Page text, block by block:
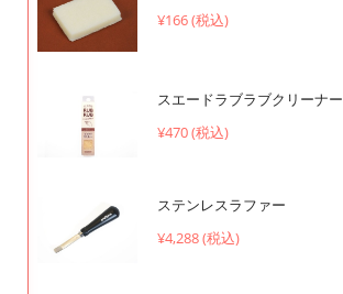
¥166 (税込)
スエードラブラブクリーナー
¥470 (税込)
ステンレスラファー
¥4,288 (税込)